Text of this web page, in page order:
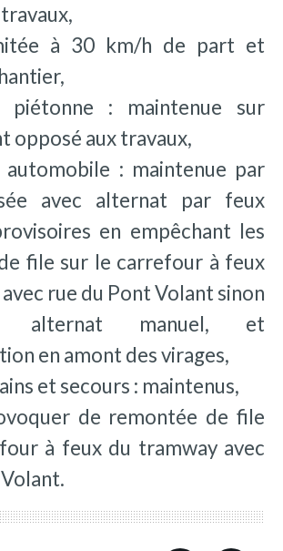
à 30 km/h de part et
piétonne : maintenue sur
opposé aux travaux,
automobile : maintenue par
avec alternat par feux
en empêchant les
file sur le carrefour à feux
rue du Pont Volant sinon
manuel, et
en amont des virages,
et secours : maintenus,
de remontée de file
à feux du tramway avec